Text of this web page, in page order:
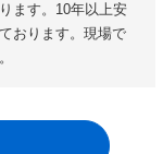
ます。10年以上安
おります。現場で